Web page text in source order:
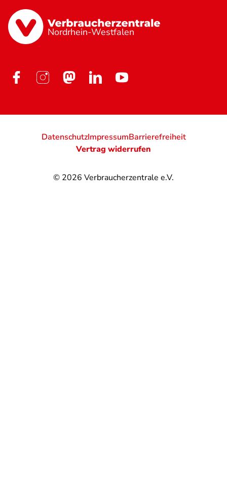
Nordrhein-Westfalen
© 2026 Verbraucherzentrale e.V.
DatenschutzImpressumBarrierefreiheit
Vertrag widerrufen